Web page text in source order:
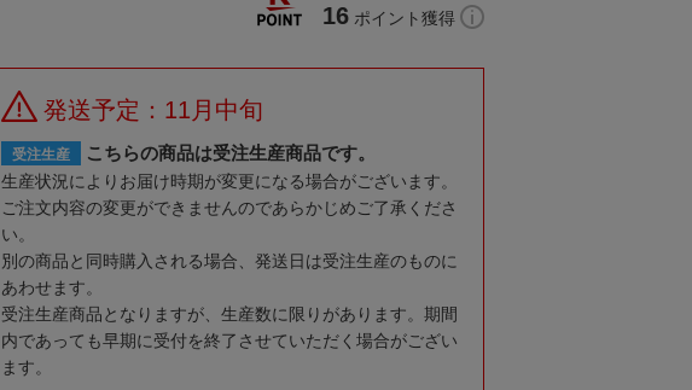
16 ポイント獲得
発送予定：11月中旬
受注生産 こちらの商品は受注生産商品です。
生産状況によりお届け時期が変更になる場合がございます。
ご注文内容の変更ができませんのであらかじめご了承くださ
い。
別の商品と同時購入される場合、発送日は受注生産のものに
あわせます。
受注生産商品となりますが、生産数に限りがあります。期間
内であっても早期に受付を終了させていただく場合がござい
ます。